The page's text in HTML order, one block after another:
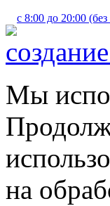
с 8:00 до 20:00
Мы
на